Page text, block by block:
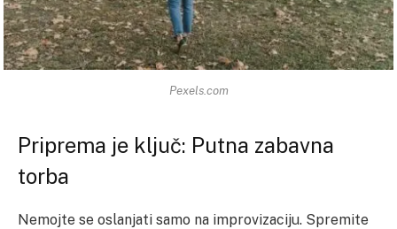
Pexels.com
Priprema je ključ: Putna zabavna
torba
Nemojte se oslanjati samo na improvizaciju. Spremite